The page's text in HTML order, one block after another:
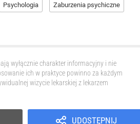
Psychologia Zaburzenia psychiczne
wyłącznie charakter informacyjny i nie
ich w praktyce powinno za każdym
wizycie lekarskiej z lekarzem
UDOSTĘPNIJ